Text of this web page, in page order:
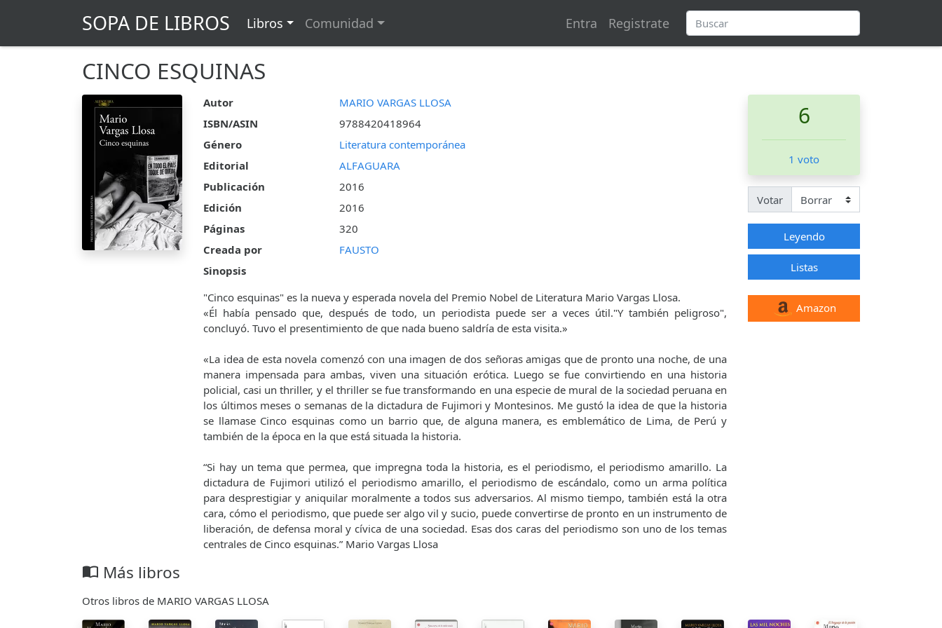
SOPA DE LIBROS Libros Comunidad Entra Registrate
CINCO ESQUINAS
Autor
MARIO VARGAS LLOSA
ISBN/ASIN
9788420418964
Género
Literatura contemporánea
Editorial
ALFAGUARA
Publicación
2016
Edición
2016
Páginas
320
Creada por
FAUSTO
Sinopsis
"Cinco esquinas" es la nueva y esperada novela del Premio Nobel de Literatura Mario Vargas Llosa.
«Él había pensado que, después de todo, un periodista puede ser a veces útil."Y también peligroso",
concluyó. Tuvo el presentimiento de que nada bueno saldría de esta visita.»
«La idea de esta novela comenzó con una imagen de dos señoras amigas que de pronto una noche, de una
manera impensada para ambas, viven una situación erótica. Luego se fue convirtiendo en una historia
policial, casi un thriller, y el thriller se fue transformando en una especie de mural de la sociedad peruana en
los últimos meses o semanas de la dictadura de Fujimori y Montesinos. Me gustó la idea de que la historia
se llamase Cinco esquinas como un barrio que, de alguna manera, es emblemático de Lima, de Perú y
también de la época en la que está situada la historia.
“Si hay un tema que permea, que impregna toda la historia, es el periodismo, el periodismo amarillo. La
dictadura de Fujimori utilizó el periodismo amarillo, el periodismo de escándalo, como un arma política
para desprestigiar y aniquilar moralmente a todos sus adversarios. Al mismo tiempo, también está la otra
cara, cómo el periodismo, que puede ser algo vil y sucio, puede convertirse de pronto en un instrumento de
liberación, de defensa moral y cívica de una sociedad. Esas dos caras del periodismo son uno de los temas
centrales de Cinco esquinas.” Mario Vargas Llosa
6
1 voto
Votar
Leyendo
Listas
Amazon
import_contacts Más libros
Otros libros de MARIO VARGAS LLOSA